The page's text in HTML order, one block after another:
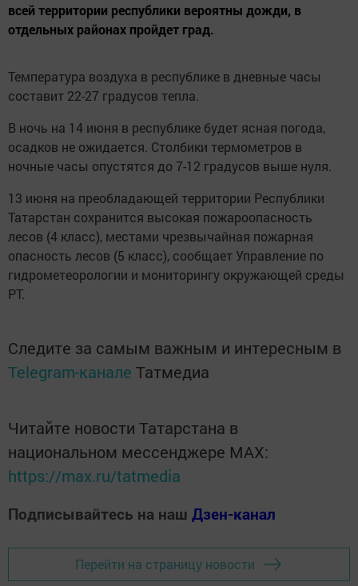
всей территории республики вероятны дожди, в
отдельных районах пройдет град.
Температура воздуха в республике в дневные часы
составит 22-27 градусов тепла.
В ночь на 14 июня в республике будет ясная погода,
осадков не ожидается. Столбики термометров в
ночные часы опустятся до 7-12 градусов выше нуля.
13 июня на преобладающей территории Республики
Татарстан сохранится высокая пожароопасность
лесов (4 класс), местами чрезвычайная пожарная
опасность лесов (5 класс), сообщает Управление по
гидрометеорологии и мониторингу окружающей среды
РТ.
Следите за самым важным и интересным в
Telegram-канале Татмедиа
Читайте новости Татарстана в
национальном мессенджере MАХ:
https://max.ru/tatmedia
Подписывайтесь на наш Дзен-канал
Перейти на страницу новости